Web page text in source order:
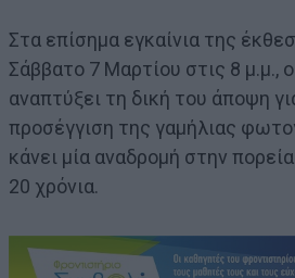
Στα επίσημα εγκαίνια της
Σάββατο 7 Μαρτίου στις 8
αναπτύξει τη δική του άποψη
προσέγγιση της γαμήλιας
κάνει μία αναδρομή στην
20 χρόνια.